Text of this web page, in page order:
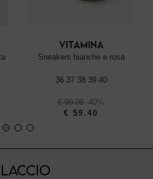
vitamina
sneakers bianche e rosa
36 37 38 39 40
€ 99.00 -40%
€ 59.40